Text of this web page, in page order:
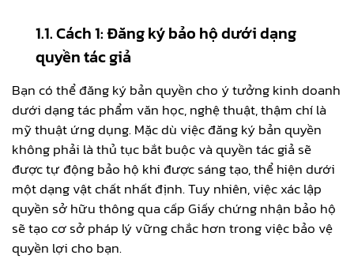
1.1. Cách 1: Đăng ký bảo hộ dưới dạng
quyền tác giả
Bạn có thể đăng ký bản quyền cho ý tưởng kinh doanh
dưới dạng tác phẩm văn học, nghệ thuật, thậm chí là
mỹ thuật ứng dụng. Mặc dù việc đăng ký bản quyền
không phải là thủ tục bắt buộc và quyền tác giả sẽ
được tự động bảo hộ khi được sáng tạo, thể hiện dưới
một dạng vật chất nhất định. Tuy nhiên, việc xác lập
quyền sở hữu thông qua cấp Giấy chứng nhận bảo hộ
sẽ tạo cơ sở pháp lý vững chắc hơn trong việc bảo vệ
quyền lợi cho bạn.